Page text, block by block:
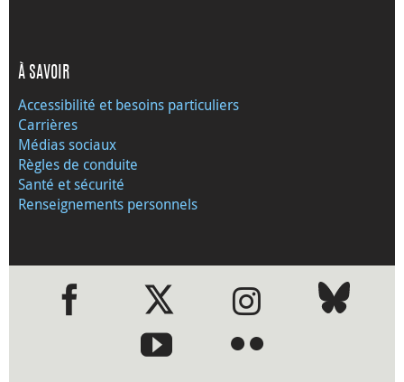
À SAVOIR
Accessibilité et besoins particuliers
Carrières
Médias sociaux
Règles de conduite
Santé et sécurité
Renseignements personnels
●●